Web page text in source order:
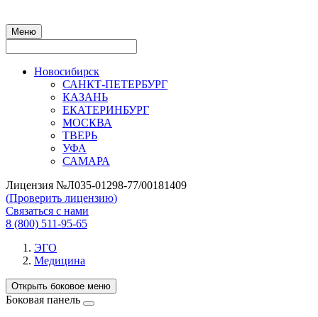
Меню
Новосибирск
САНКТ-ПЕТЕРБУРГ
КАЗАНЬ
ЕКАТЕРИНБУРГ
МОСКВА
ТВЕРЬ
УФА
САМАРА
Лицензия №Л035-01298-77/00181409
(Проверить лицензию)
Связаться с нами
8 (800) 511-95-65
ЭГО
Медицина
Открыть боковое меню
Боковая панель